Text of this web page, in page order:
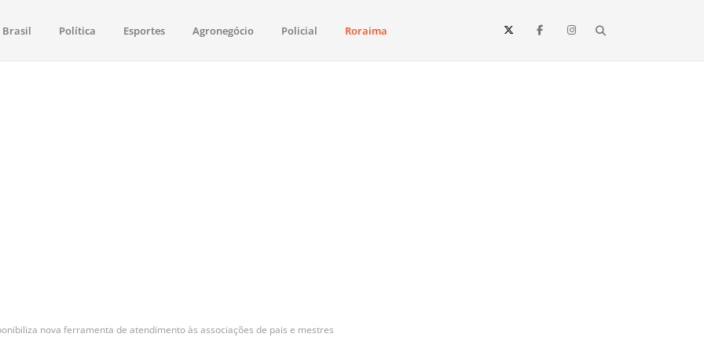
saúde, esportes, economia e os principais acontecimentos de Boa Vista e todo o estado de Roraima. Fique sempre informado
Brasil Política Esportes Agronegócio Policial Roraima
nova ferramenta de atendimento às associações de pais e mestres